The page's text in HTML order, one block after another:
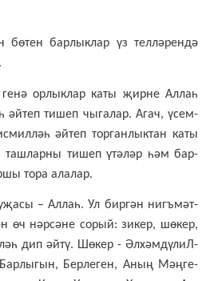
бө­тен бар­лык­лар үз тел­лә­рен­дә
ор­лык­лар ка­ты җир­не Ал­лаһ
әй­теп ти­шеп чы­га­лар. Агач, үсем­
әй­теп тор­ган­лык­тан ка­ты
таш­лар­ны ти­шеп үтә­ләр һәм бар­
то­ра ала­лар.
– Ал­лаһ. Ул бир­гән нигъ­мәт­
өч нәр­сә­не со­рый: зи­кер, шө­кер,
дип әй­тү. Шө­кер - Әл­хәм­дү­лиЛ­
Бер­ле­ген, Аның Мәң­ге­